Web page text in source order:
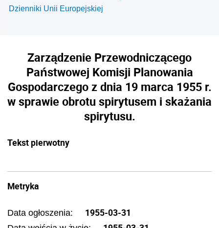
Dzienniki Unii Europejskiej
Zarządzenie Przewodniczącego
Państwowej Komisji Planowania
Gospodarczego z dnia 19 marca 1955 r.
w sprawie obrotu spirytusem i skażania
spirytusu.
Tekst pierwotny
Metryka
Data ogłoszenia: 1955-03-31